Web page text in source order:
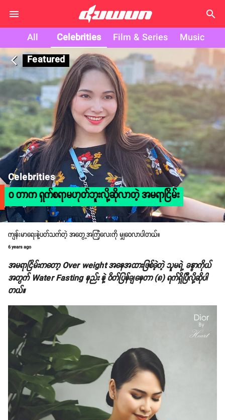
search
All Celebrities Film & Series
Music
Featured
arrow_back_ios
Celebrities
ဝ တာက ရှက်စရာမဟုတ်ဘူးလို့ဆိုလာတဲ့ အမရာငြိမ်း
ကျန်းမာရေးနဲ့ပတ်သက်တဲ့ အတွေ့အကြုံလေးကို မျှဝေလာပါတယ်။
6 years ago
အမရာငြိမ်းကတော့ Over weight အနေအထားဖြစ်ခဲ့တဲ့ သူမရဲ့ ခန္ဓာကိုယ်
အတွက် Water Fasting နည်း နဲ့ ဝိတ်ပြန်ချနေတာ (၈) ရက်ရှိပြီလို့ဆိုပါ
တယ်။